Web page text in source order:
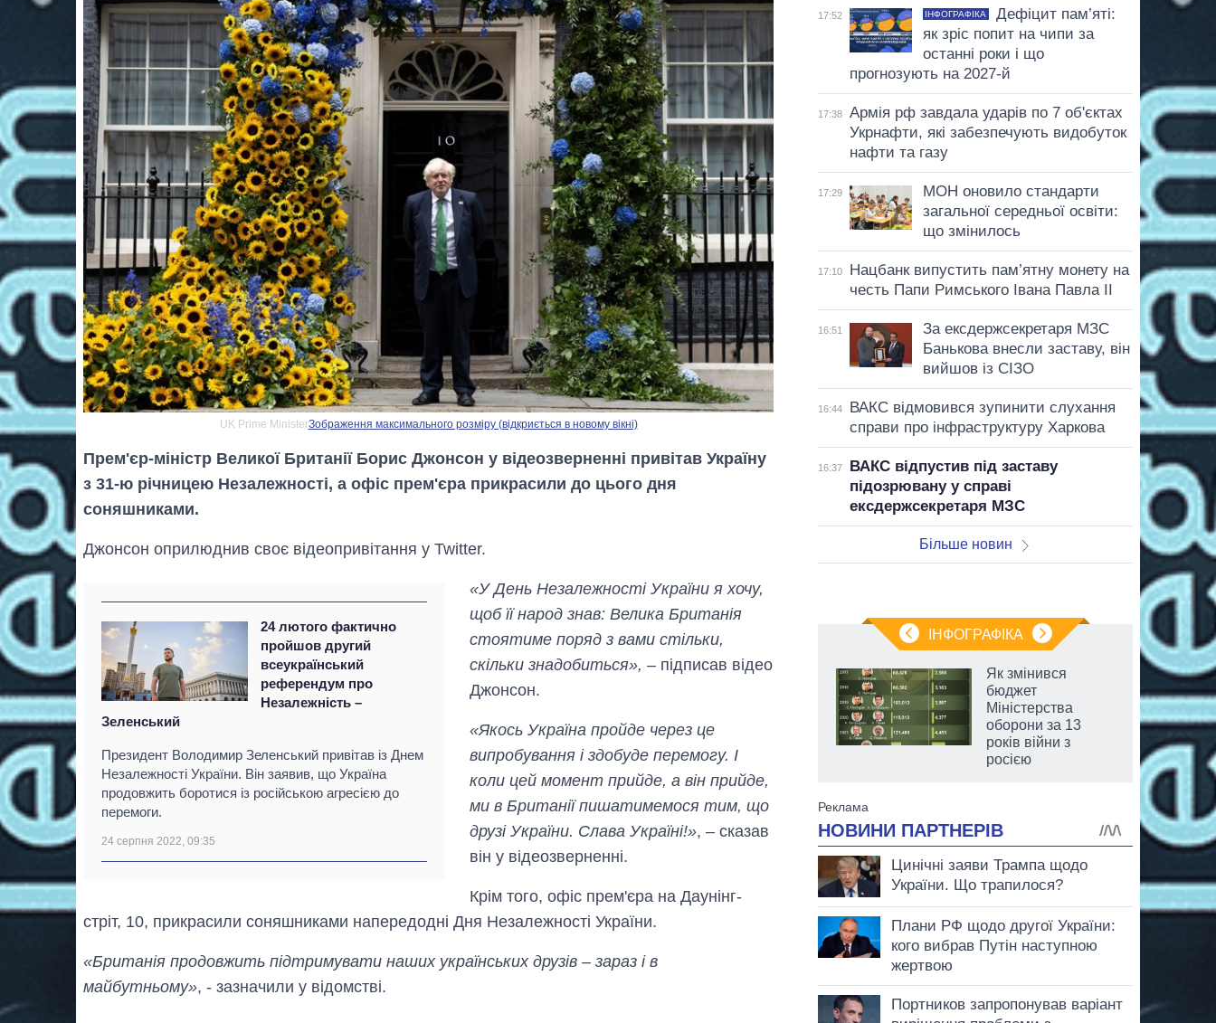
UK Prime MinisterЗображення максимального розміру (відкриється в новому вікні)
Прем'єр-міністр Великої Британії Борис Джонсон у відеозверненні привітав Україну
з 31-ю річницею Незалежності, а офіс прем'єра прикрасили до цього дня
соняшниками.
Джонсон оприлюднив своє відеопривітання у Twitter.
24 лютого фактично
пройшов другий
всеукраїнський
референдум про
Незалежність –
Зеленський
Президент Володимир Зеленський привітав із Днем
Незалежності України. Він заявив, що Україна
продовжить боротися із російською агресією до
перемоги.
24 серпня 2022, 09:35
«У День Незалежності України я хочу,
щоб її народ знав: Велика Британія
стоятиме поряд з вами стільки,
скільки знадобиться», – підписав відео
Джонсон.
«Якось Україна пройде через це
випробування і здобуде перемогу. І
коли цей момент прийде, а він прийде,
ми в Британії пишатимемося тим, що
друзі України. Слава Україні!», – сказав
він у відеозверненні.
Крім того, офіс прем'єра на Даунінг-
стріт, 10, прикрасили соняшниками напередодні Дня Незалежності України.
«Британія продовжить підтримувати наших українських друзів – зараз і в
майбутньому», - зазначили у відомстві.
17:52 ІНФОГРАФІКА
Дефіцит пам’яті:
як зріс попит на чипи за
останні роки і що
прогнозують на 2027-й
17:38
Армія рф завдала ударів по 7 об'єктах
Укрнафти, які забезпечують видобуток
нафти та газу
17:29
МОН оновило стандарти
загальної середньої освіти:
що змінилось
17:10
Нацбанк випустить пам’ятну монету на
честь Папи Римського Івана Павла II
16:51
За ексдержсекретаря МЗС
Банькова внесли заставу, він
вийшов із СІЗО
16:44
ВАКС відмовився зупинити слухання
справи про інфраструктуру Харкова
16:37
ВАКС відпустив під заставу
підозрювану у справі
ексдержсекретаря МЗС
Більше новин
ІНФОГРАФІКА
Вісім масованих
область стали
головною ціллю
рф
Як змінився
бюджет
Міністерства
оборони за 13
років війни з
росією